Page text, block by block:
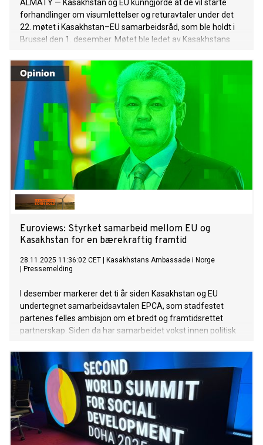
ALMATY — Kasakhstan og EU kunngjorde at de vil starte
forhandlinger om visumlettelser og returavtaler under det
22. møtet i Kasakhstan–EU samarbeidsråd, som ble holdt i
Brussel den 1. desember. Møtet ble ledet av Kasakhstans
representant for utenrikssaker og sikkerhetspolitikk, Kaja
Kallas.
Euroviews: Styrket samarbeid mellom EU og
Kasakhstan for en bærekraftig framtid
28.11.2025 11:36:02 CET
Kasakhstans Ambassade i Norge
Pressemelding
I desember markerer det ti år siden Kasakhstan og EU
undertegnet samarbeidsavtalen EPCA, som stadfestet
partenes felles ambisjon om et bredt og framtidsrettet
partnerskap. Siden da har samarbeidet vokst innen politisk
Over 200 milliarder euro er investert i Kasakhstan siden
2005, og EU er i dag landets største handelspartner.